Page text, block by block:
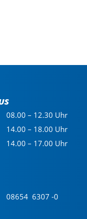
08.00 – 12.30 Uhr
14.00 – 18.00 Uhr
14.00 – 17.00 Uhr
08654 6307 -0